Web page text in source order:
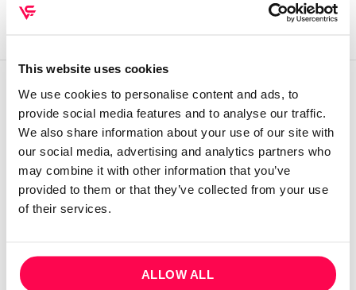
This website uses cookies
We use cookies to personalise content and ads, to
provide social media features and to analyse our traffic.
We also share information about your use of our site with
our social media, advertising and analytics partners who
may combine it with other information that you’ve
provided to them or that they’ve collected from your use
of their services.
ALLOW ALL
QUEM SOMOS
Sobre mim
Conta cliente
Recuperar Password
Política de privacidade